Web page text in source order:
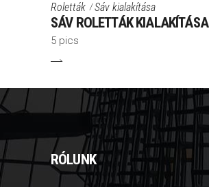
Roletták Sáv kialakítása
SÁV ROLETTÁK KIALAKÍTÁSA
5 pics
RÓLUNK